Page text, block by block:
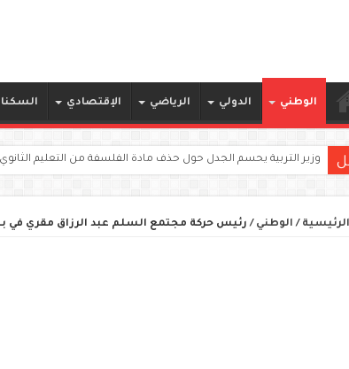
الوطني الدولي الرياضي الإقتصادي
وزير التربية يحسم الجدل حول حذف مادة الفلسفة من التعليم
الرئيسية / الوطني / رئيس حركة مجتمع السلم عبد الرزاق مقري في